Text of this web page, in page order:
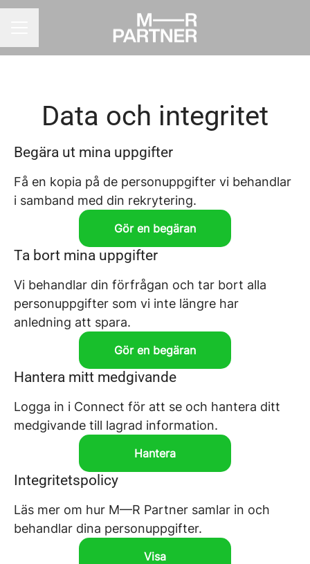
Data och integritet
Begära ut mina uppgifter
Få en kopia på de personuppgifter vi behandlar
i samband med din rekrytering.
Gör en begäran
Ta bort mina uppgifter
Vi behandlar din förfrågan och tar bort alla
personuppgifter som vi inte längre har
anledning att spara.
Gör en begäran
Hantera mitt medgivande
Logga in i Connect för att se och hantera ditt
medgivande till lagrad information.
Hantera
Integritetspolicy
Läs mer om hur M—R Partner samlar in och
behandlar dina personuppgifter.
Visa